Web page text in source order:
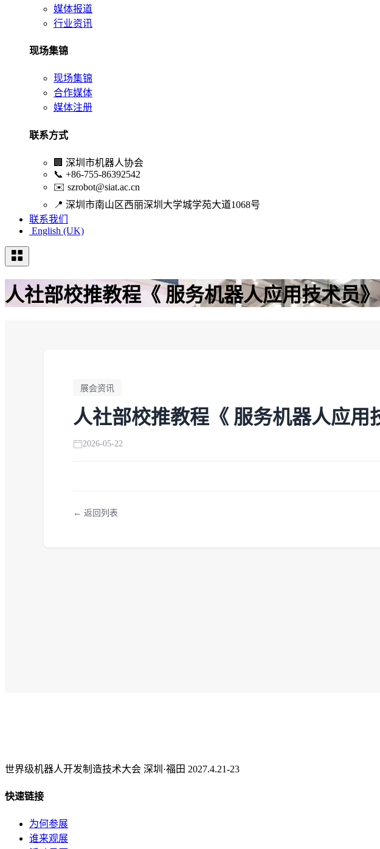
媒体报道
行业资讯
现场集锦
现场集锦
合作媒体
媒体注册
联系方式
🏢 深圳市机器人协会
📞 +86-755-86392542
✉️ szrobot@siat.ac.cn
📍 深圳市南山区西丽深圳大学城学苑大道1068号
联系我们
English (UK)
人社部校推教程《 服务机器人应用技术员
展会资讯
人社部校推教程《 服务机器人应
2026-05-22
← 返回列表
世界级机器人开发制造技术大会 深圳·福田 2027.4.21-23
快速链接
为何参展
谁来观展